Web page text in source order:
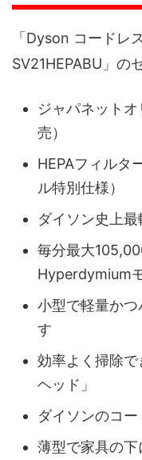
「Dyson コードレ
SV21HEPABU」の
ジャパネット
売）
HEPAフィルタ
ル特別仕様）
ダイソン史上
毎分最大
Hyperdymium
小型で軽量かつ
す
効率よく掃除
ヘッド」
ダイソンのコ
薄型で家具の